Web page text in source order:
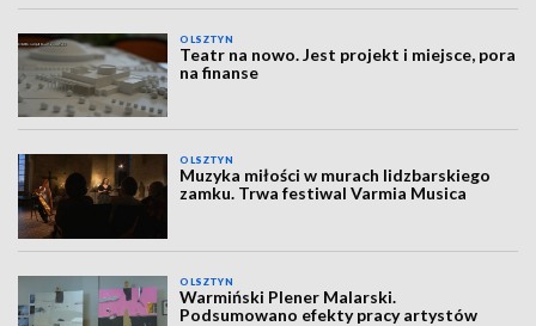
OLSZTYN
Teatr na nowo. Jest projekt i miejsce, pora
na finanse
OLSZTYN
Muzyka miłości w murach lidzbarskiego
zamku. Trwa festiwal Varmia Musica
OLSZTYN
Warmiński Plener Malarski.
Podsumowano efekty pracy artystów